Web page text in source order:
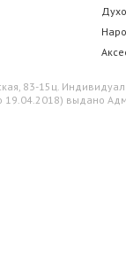
83-15ц.
выдано